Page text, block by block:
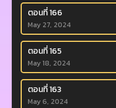
ตอนที่ 166
May 27, 2024
ตอนที่ 165
May 18, 2024
ตอนที่ 163
May 6, 2024